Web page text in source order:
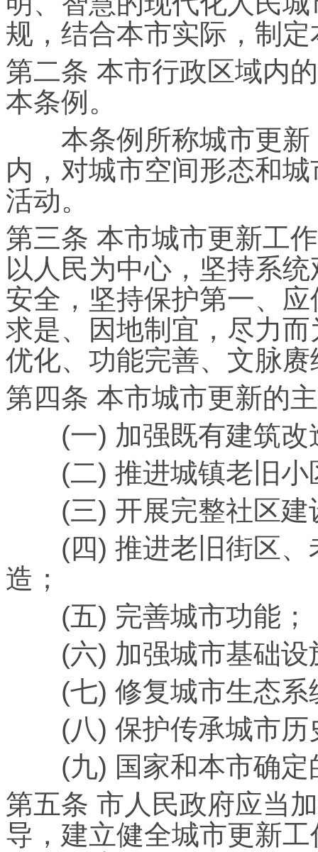
规，结合本市实际，制
第二条 本市行政区域内
本条例。
本条例所称城市更新
内，对城市空间形态和
活动。
第三条 本市城市更新工
以人民为中心，坚持系
安全，坚持保护第一、
求是、因地制宜，尽力
优化、功能完善、文脉
第四条 本市城市更新的
(一) 加强既有建筑改
(二) 推进城镇老旧小
(三) 开展完整社区建
(四) 推进老旧街区、
造；
(五) 完善城市功能；
(六) 加强城市基础设
(七) 修复城市生态系
(八) 保护传承城市历
(九) 国家和本市确定
第五条 市人民政府应当
导，建立健全城市更新